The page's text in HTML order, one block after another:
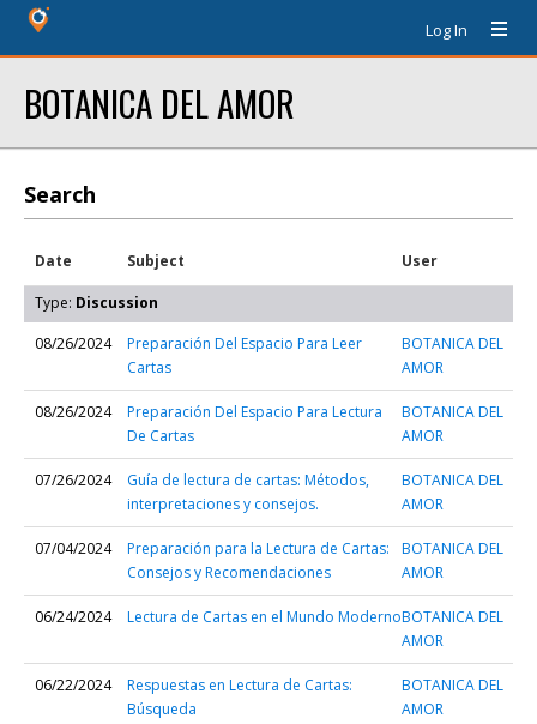
Log In
BOTANICA DEL AMOR
Search
Date Subject User
Type: Discussion
08/26/2024
Preparación Del Espacio Para Leer
Cartas
BOTANICA DEL
AMOR
08/26/2024
Preparación Del Espacio Para Lectura
De Cartas
BOTANICA DEL
AMOR
07/26/2024
Guía de lectura de cartas: Métodos,
interpretaciones y consejos.
BOTANICA DEL
AMOR
07/04/2024
Preparación para la Lectura de Cartas:
Consejos y Recomendaciones
BOTANICA DEL
AMOR
06/24/2024 Lectura de Cartas en el Mundo ModernoBOTANICA DEL
AMOR
06/22/2024
Respuestas en Lectura de Cartas:
Búsqueda
BOTANICA DEL
AMOR